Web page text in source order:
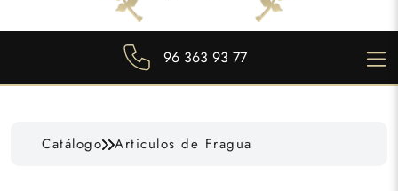
96 363 93 77
Catálogo Articulos de Fragua